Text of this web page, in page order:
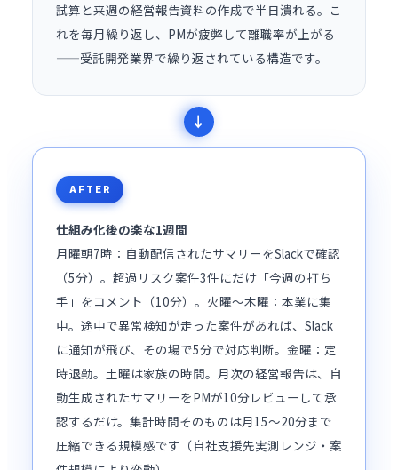
試算と来週の経営報告資料の作成で半日潰れる。こ
れを毎月繰り返し、PMが疲弊して離職率が上がる
——受託開発業界で繰り返されている構造です。
AFTER
仕組み化後の楽な1週間
月曜朝7時：自動配信されたサマリーをSlackで確認
（5分）。超過リスク案件3件にだけ「今週の打ち
手」をコメント（10分）。火曜〜木曜：本業に集
中。途中で異常検知が走った案件があれば、Slack
に通知が飛び、その場で5分で対応判断。金曜：定
時退勤。土曜は家族の時間。月次の経営報告は、自
動生成されたサマリーをPMが10分レビューして承
認するだけ。集計時間そのものは月15〜20分まで
圧縮できる規模感です（自社支援先実測レンジ・案